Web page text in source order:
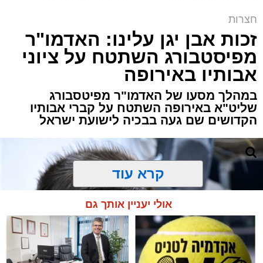
רב העיר הגר"י שיינין עם ראש הישיבה הגרש
אלתר בשמחת הבר מצווה
לרגל הארוע הוציא אביו של החתן, הגרא"מ אלתר
שליט"א, את ספר ביכוריו 'בכור אדם'. מה שמייחד
את הספר הוא שהחידושים חוברו על אם הדרך,
בנסיעותיו התכופות של המחבר בקו אשדוד י-ם,
חצרות
זכות אבן יגן עלינו: האדמו"ר
מפיסטבורג השתטח על ציוני
אבותיו באירופה
במהלך מסעו של האדמו"ר מפיטסבורג
שליט"א באירופה השתטח על קברי אבותיו
הקדושים שם געה בבכיה לישועת ישראל
קרא עוד
אולי יעניין אותך גם